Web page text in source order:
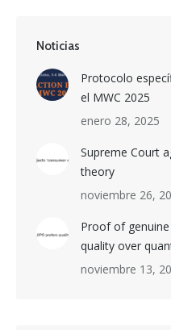
Noticias
Protocolo
el MWC 2025
enero 28, 2025
Supreme Court
theory
noviembre 26,
Proof of
quality over
noviembre 13,